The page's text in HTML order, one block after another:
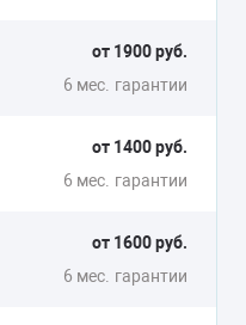
от 1900 руб.
6 мес. гарантии
от 1400 руб.
6 мес. гарантии
от 1600 руб.
6 мес. гарантии